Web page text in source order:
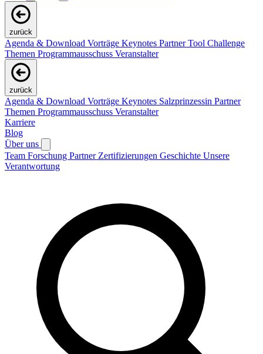
zurück
Agenda & Download Vorträge Keynotes PartnerTool Challenge
Themen Programmausschuss Veranstalter
zurück
Agenda & Download Vorträge Keynotes Salzprinzessin Partner
Themen Programmausschuss Veranstalter
Karriere
Blog
Über uns
Team Forschung Partner Zertifizierungen Geschichte Unsere
Verantwortung